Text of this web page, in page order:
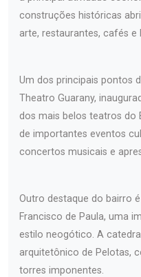
construções históricas
arte, restaurantes, cafés e
Um dos principais pontos
Theatro Guarany,
dos mais belos teatros do
de importantes eventos
concertos musicais e
Outro destaque do bairro
Francisco de Paula, uma
estilo neogótico. A
arquitetônico de Pelotas,
torres imponentes.